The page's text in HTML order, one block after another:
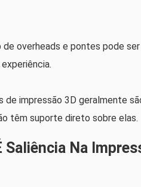
de overheads e pontes pode
de impressão 3D geralmente
têm suporte direto sobre elas.
Saliência Na